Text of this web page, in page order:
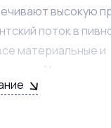
высокую
поток в
материальные и
Налажены
условиях.